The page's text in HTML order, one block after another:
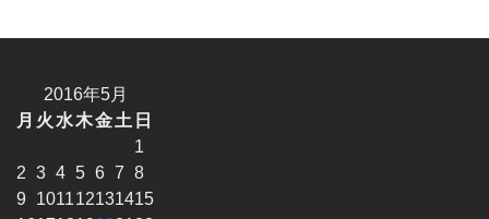
2016年5月
月 火 水木金土 日
1
2 3 4 5 6 7 8
9 101112131415